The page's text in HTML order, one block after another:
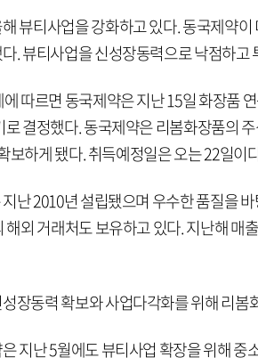
뷰티사업을 강화하고 있다. 동국제약
. 뷰티사업을 신성장동력으로 낙점하고
따르면 동국제약은 지난 15일 화장품
로 결정했다. 동국제약은 리봄화장품의
보하게 됐다. 취득예정일은 오는 22일이
난 2010년 설립됐으며 우수한 품질을
해외 거래처도 보유하고 있다. 지난해 매
장동력 확보와 사업다각화를 위해 리
지난 5월에도 뷰티사업 확장을 위해